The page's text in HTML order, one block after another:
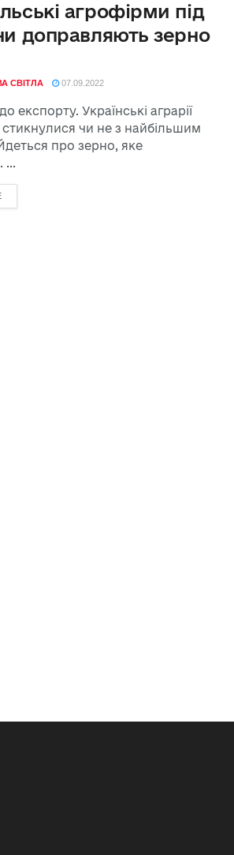
агрофірми під
доправляють зерно
СВІТЛА 07.09.2022
експорту. Українські аграрії
стикнулися чи не з найбільшим
про зерно, яке
...